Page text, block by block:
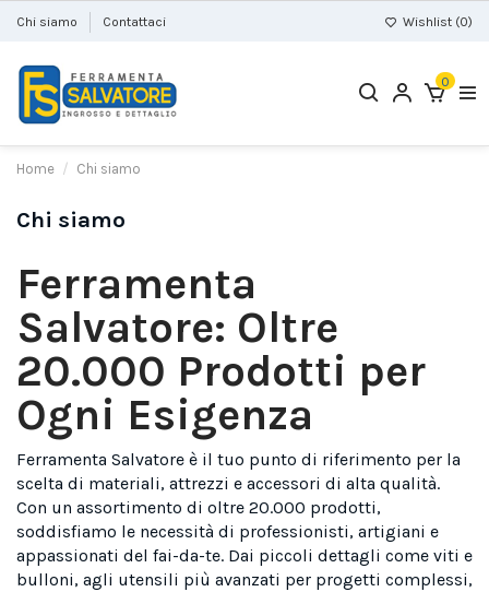
Chi siamo Contattaci Wishlist (0)
0
Home Chi siamo
Chi siamo
Ferramenta
Salvatore: Oltre
20.000 Prodotti per
Ogni Esigenza
Ferramenta Salvatore è il tuo punto di riferimento per la
scelta di materiali, attrezzi e accessori di alta qualità.
Con un assortimento di oltre 20.000 prodotti,
soddisfiamo le necessità di professionisti, artigiani e
appassionati del fai-da-te. Dai piccoli dettagli come viti e
bulloni, agli utensili più avanzati per progetti complessi,